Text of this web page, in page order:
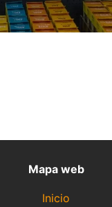
Mapa web
Inicio